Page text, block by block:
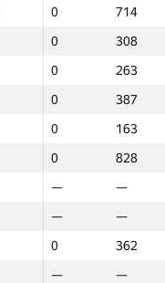
0
714
0
308
0
263
0
387
0
163
0
828
—
—
—
—
0
362
—
—
0
714
0
308
0
263
0
387
0
163
0
828
—
—
—
—
0
362
—
—